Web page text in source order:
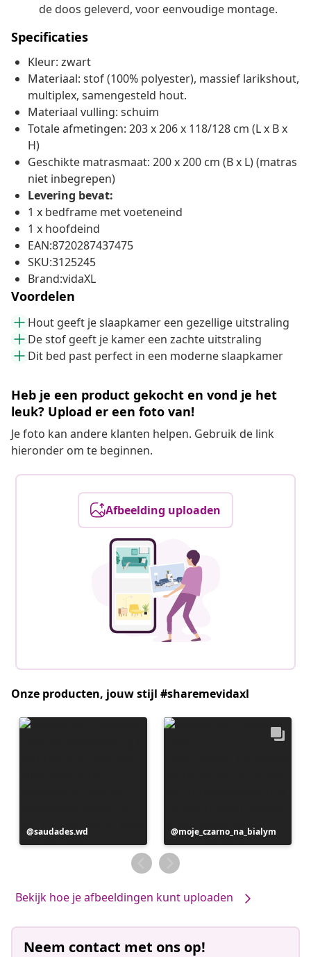
de doos geleverd, voor eenvoudige montage.
Specificaties
Kleur: zwart
Materiaal: stof (100% polyester), massief larikshout,
multiplex, samengesteld hout.
Materiaal vulling: schuim
Totale afmetingen: 203 x 206 x 118/128 cm (L x B x
H)
Geschikte matrasmaat: 200 x 200 cm (B x L) (matras
niet inbegrepen)
Levering bevat:
1 x bedframe met voeteneind
1 x hoofdeind
EAN:8720287437475
SKU:3125245
Brand:vidaXL
Voordelen
Hout geeft je slaapkamer een gezellige uitstraling
De stof geeft je kamer een zachte uitstraling
Dit bed past perfect in een moderne slaapkamer
Heb je een product gekocht en vond je het
leuk? Upload er een foto van!
Je foto kan andere klanten helpen. Gebruik de link
hieronder om te beginnen.
Afbeelding uploaden
Onze producten, jouw stijl #sharemevidaxl
Bericht
gepubliceerd
saudades.wd
Bericht
gepubliceerd
door
moje_czarno_na_bialym
Bekijk hoe je afbeeldingen kunt uploaden
Neem contact met ons op!